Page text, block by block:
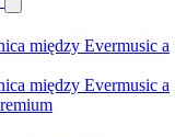
między Evermusic a
między Evermusic a